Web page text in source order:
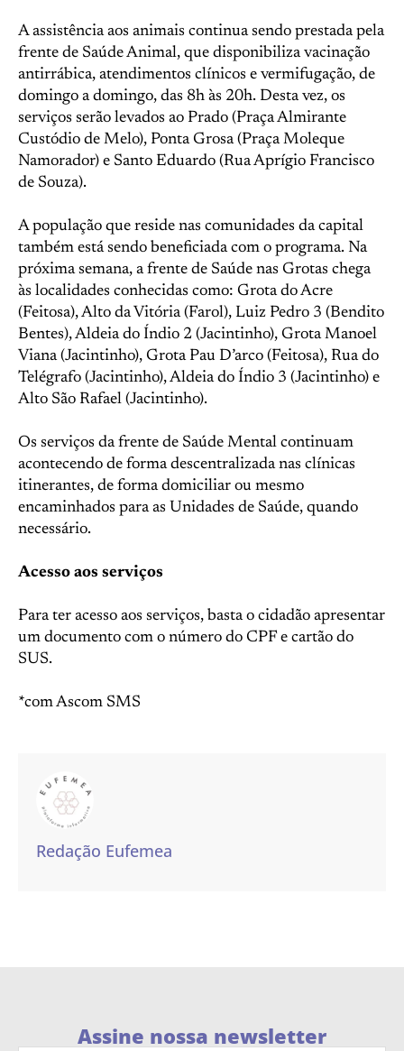
A assistência aos animais continua sendo prestada pela
frente de Saúde Animal, que disponibiliza vacinação
antirrábica, atendimentos clínicos e vermifugação, de
domingo a domingo, das 8h às 20h. Desta vez, os
serviços serão levados ao Prado (Praça Almirante
Custódio de Melo), Ponta Grosa (Praça Moleque
Namorador) e Santo Eduardo (Rua Aprígio Francisco
de Souza).
A população que reside nas comunidades da capital
também está sendo beneficiada com o programa. Na
próxima semana, a frente de Saúde nas Grotas chega
às localidades conhecidas como: Grota do Acre
(Feitosa), Alto da Vitória (Farol), Luiz Pedro 3 (Bendito
Bentes), Aldeia do Índio 2 (Jacintinho), Grota Manoel
Viana (Jacintinho), Grota Pau D’arco (Feitosa), Rua do
Telégrafo (Jacintinho), Aldeia do Índio 3 (Jacintinho) e
Alto São Rafael (Jacintinho).
Os serviços da frente de Saúde Mental continuam
acontecendo de forma descentralizada nas clínicas
itinerantes, de forma domiciliar ou mesmo
encaminhados para as Unidades de Saúde, quando
necessário.
Acesso aos serviços
Para ter acesso aos serviços, basta o cidadão apresentar
um documento com o número do CPF e cartão do
SUS.
*com Ascom SMS
Redação Eufemea
Assine nossa newsletter